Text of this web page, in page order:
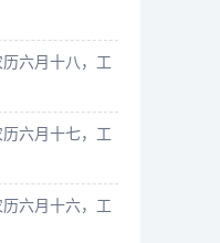
六月十八，工
六月十七，工
六月十六，工